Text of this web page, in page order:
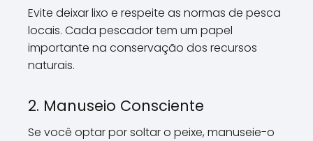
Evite deixar lixo e respeite as normas de pesca
locais. Cada pescador tem um papel
importante na conservação dos recursos
naturais.
2. Manuseio Consciente
Se você optar por soltar o peixe, manuseie-o